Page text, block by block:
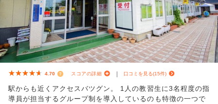
★★★★★
★★★★★ 4.70 スコアの詳細 口コミを見る(15件)
駅からも近くアクセスバツグン。 1人の教習生に3名程度の指
導員が担当するグループ制を導入しているのも特徴の一つで